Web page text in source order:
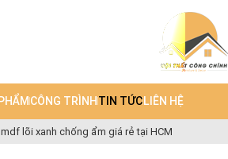
CÔNG TRÌNH TIN TỨCLIÊN HỆ
lõi xanh chống ẩm giá rẻ tại HCM